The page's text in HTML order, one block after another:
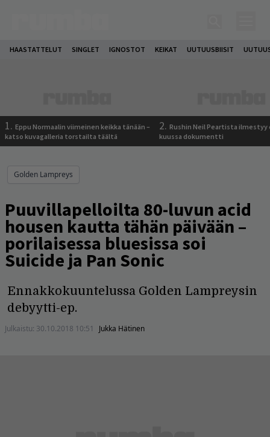
HAASTATTELUT SINGLET IGNOSTOT KEIKAT UUTUUSBIISIT
1. Eppu Normaalin viimeinen keikka tänään –
katso kuvagalleria torstailta täältä
2. Rushin Neil Peartista ilmestyy
kuussa dokumentti
Golden Lampreys
Puuvillapelloilta 80-luvun acid
housen kautta tähän päivään –
porilaisessa bluesissa soi
Suicide ja Pan Sonic
Ennakkokuuntelussa Golden Lampreysin
debyytti-ep.
Julkaistu: 30.10.2018 10:51 Jukka Hätinen